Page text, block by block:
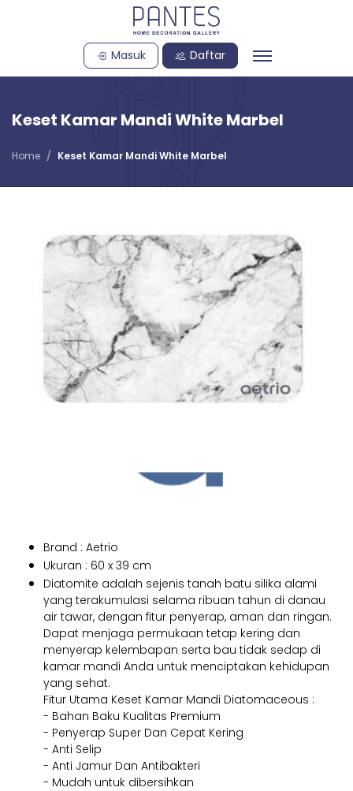
Masuk Daftar
Keset Kamar Mandi White Marbel
Home Keset Kamar Mandi White Marbel
Brand : Aetrio
Ukuran : 60 x 39 cm
Diatomite adalah sejenis tanah batu silika alami
yang terakumulasi selama ribuan tahun di danau
air tawar, dengan fitur penyerap, aman dan ringan.
Dapat menjaga permukaan tetap kering dan
menyerap kelembapan serta bau tidak sedap di
kamar mandi Anda untuk menciptakan kehidupan
yang sehat.
Fitur Utama Keset Kamar Mandi Diatomaceous :
- Bahan Baku Kualitas Premium
- Penyerap Super Dan Cepat Kering
- Anti Selip
- Anti Jamur Dan Antibakteri
- Mudah untuk dibersihkan